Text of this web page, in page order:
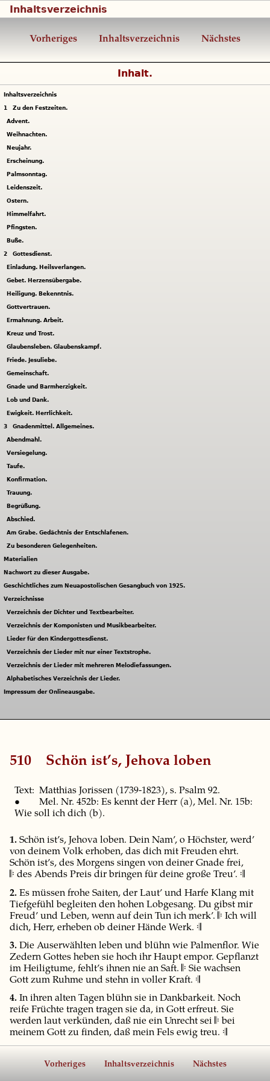
Inhaltsverzeichnis
Vorheriges Inhaltsverzeichnis Nächstes
Inhalt.
Inhaltsverzeichnis
1 Zu den Festzeiten.
Advent.
Weihnachten.
Neujahr.
Erscheinung.
Palmsonntag.
Leidenszeit.
Ostern.
Himmelfahrt.
Pfingsten.
Buße.
2 Gottesdienst.
Einladung. Heilsverlangen.
Gebet. Herzensübergabe.
Heiligung. Bekenntnis.
Gottvertrauen.
Ermahnung. Arbeit.
Kreuz und Trost.
Glaubensleben. Glaubenskampf.
Friede. Jesuliebe.
Gemeinschaft.
Gnade und Barmherzigkeit.
Lob und Dank.
Ewigkeit. Herrlichkeit.
3 Gnadenmittel. Allgemeines.
Abendmahl.
Versiegelung.
Taufe.
Konfirmation.
Trauung.
Begrüßung.
Abschied.
Am Grabe. Gedächtnis der Entschlafenen.
Zu besonderen Gelegenheiten.
Materialien
Nachwort zu dieser Ausgabe.
Geschichtliches zum Neuapostolischen Gesangbuch von 1925.
Verzeichnisse
Verzeichnis der Dichter und Textbearbeiter.
Verzeichnis der Komponisten und Musikbearbeiter.
Lieder für den Kindergottesdienst.
Verzeichnis der Lieder mit nur einer Textstrophe.
Verzeichnis der Lieder mit mehreren Melodiefassungen.
Alphabetisches Verzeichnis der Lieder.
Impressum der Onlineausgabe.
510 Schön ist’s, Jehova loben
Text: Matthias Jorissen (1739-1823), s. Psalm 92.
• Mel. Nr. 452b: Es kennt der Herr (a), Mel. Nr. 15b:
Wie soll ich dich (b).
1. Schön ist’s, Jehova loben. Dein Nam’, o Höchster, werd’
von deinem Volk erhoben, das dich mit Freuden ehrt.
Schön ist’s, des Morgens singen von deiner Gnade frei,
𝄆 des Abends Preis dir bringen für deine große Treu’. 𝄇
2. Es müssen frohe Saiten, der Laut’ und Harfe Klang mit
Tiefgefühl begleiten den hohen Lobgesang. Du gibst mir
Freud’ und Leben, wenn auf dein Tun ich merk’. 𝄆 Ich will
dich, Herr, erheben ob deiner Hände Werk. 𝄇
3. Die Auserwählten leben und blühn wie Palmenflor. Wie
Zedern Gottes heben sie hoch ihr Haupt empor. Gepflanzt
im Heiligtume, fehlt’s ihnen nie an Saft. 𝄆 Sie wachsen
Gott zum Ruhme und stehn in voller Kraft. 𝄇
4. In ihren alten Tagen blühn sie in Dankbarkeit. Noch
reife Früchte tragen tragen sie da, in Gott erfreut. Sie
werden laut verkünden, daß nie ein Unrecht sei 𝄆 bei
meinem Gott zu finden, daß mein Fels ewig treu. 𝄇
Vorheriges Inhaltsverzeichnis Nächstes